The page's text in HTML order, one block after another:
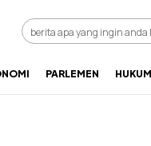
PARLEMEN HUKUM